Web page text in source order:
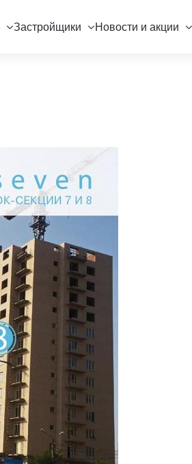
Застройщики Новости и акции